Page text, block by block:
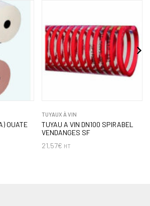
OUATE
TUYAUX À VIN
TUYAU A VIN DN100 SPIRABEL
VENDANGES SF
21,57€ HT